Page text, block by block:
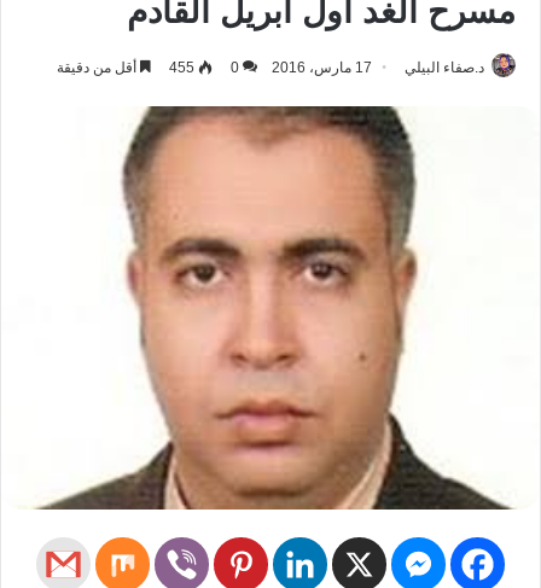
مسرح الغد أول أبريل القادم
د.صفاء البيلي 17 مارس، 2016 0
455 أقل من دقيقة